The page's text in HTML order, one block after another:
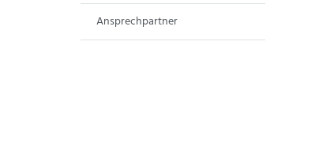
Ansprechpartner